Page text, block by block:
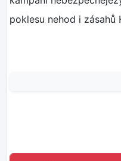
poklesu nehod i zásahů